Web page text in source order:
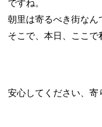
ですね。
朝里は寄るべき街なん
そこで、本日、ここで
安心してください、寄